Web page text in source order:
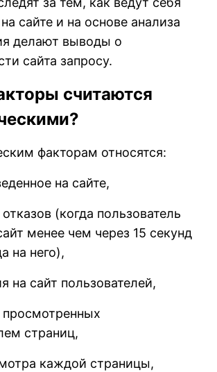
сайте и на основе анализа
делают выводы о
сайта запросу.
считаются
факторам относятся:
на сайте,
(когда пользователь
менее чем через 15 секунд
на него),
на сайт пользователей,
просмотренных
страниц,
каждой страницы,